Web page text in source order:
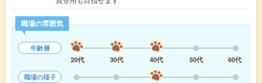
職場の雰囲気
年齢層
20代
30代 40代 50代
60代
職場の様子